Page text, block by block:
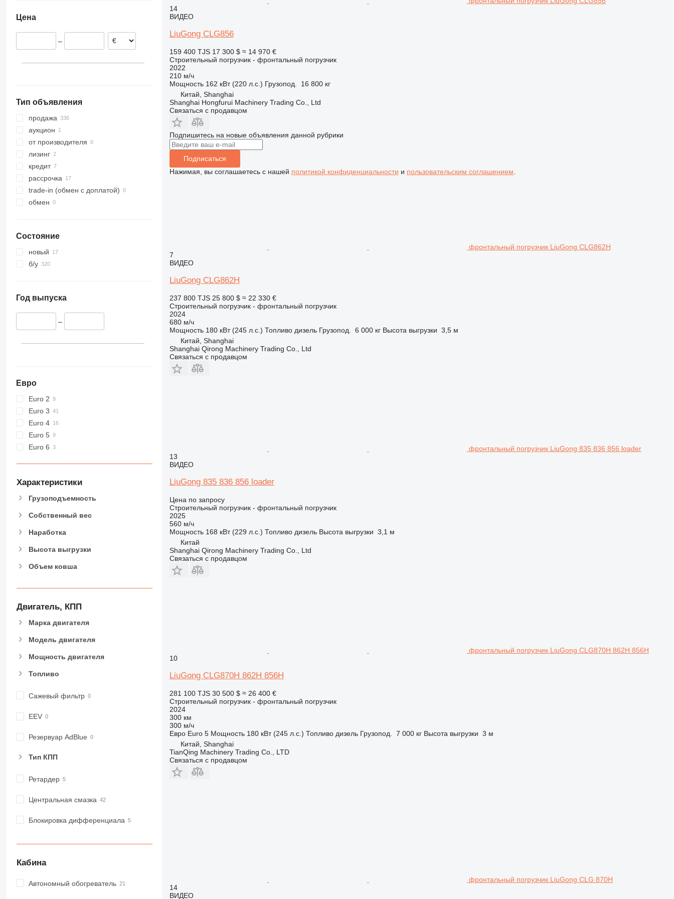
907
924
926
928
930
931
936
938
941
943
955
956
962
972
986
TM
9080
T-series
Норвегия
Эстония
Цена
–
Тип объявления
продажа
аукцион
от производителя
лизинг
кредит
рассрочка
trade-in (обмен с доплатой)
обмен
Состояние
новый
б/у
Год выпуска
–
Евро
Euro 2
Euro 3
Euro 4
Euro 5
Euro 6
Характеристики
Грузоподъемность
Собственный вес
Наработка
Высота выгрузки
Объем ковша
Двигатель, КПП
Марка двигателя
Модель двигателя
Мощность двигателя
Топливо
Сажевый фильтр
EEV
Резервуар AdBlue
Тип КПП
Ретардер
Центральная смазка
Блокировка дифференциала
Кабина
Автономный обогреватель
14
ВИДЕО
LiuGong CLG856
159 400 TJS 17 300 $ ≈ 14 970 €
Строительный погрузчик - фронтальный погрузчик
2022
210 м/ч
Мощность 162 кВт (220 л.с.) Грузопод.
16 800 кг
Китай, Shanghai
Shanghai Hongfurui Machinery Trading Co., Ltd
Связаться с продавцом
Подпишитесь на новые объявления данной рубрики
Подписаться
Нажимая, вы соглашаетесь с нашей политикой конфиденциальности и пользовательским соглашением
фронтальный погрузчик LiuGong CLG862H
7
ВИДЕО
LiuGong CLG862H
237 800 TJS 25 800 $ ≈ 22 330 €
Строительный погрузчик - фронтальный погрузчик
2024
680 м/ч
Мощность 180 кВт (245 л.с.) Топливо дизель Грузопод. 6 000 кг Высота выгрузки 3,5 м
Китай, Shanghai
Shanghai Qirong Machinery Trading Co., Ltd
Связаться с продавцом
фронтальный погрузчик LiuGong 835 836 856 loader
13
ВИДЕО
LiuGong 835 836 856 loader
Цена по запросу
Строительный погрузчик - фронтальный погрузчик
2025
560 м/ч
Мощность 168 кВт (229 л.с.) Топливо дизель Высота выгрузки 3,1 м
Китай
Shanghai Qirong Machinery Trading Co., Ltd
Связаться с продавцом
фронтальный погрузчик LiuGong CLG870H 862H 856H
10
LiuGong CLG870H 862H 856H
281 100 TJS 30 500 $ ≈ 26 400 €
Строительный погрузчик - фронтальный погрузчик
2024
300 км
300 м/ч
Евро Euro 5 Мощность 180 кВт (245 л.с.) Топливо дизель Грузопод. 7 000 кг Высота выгрузки 3 м
Китай, Shanghai
TianQing Machinery Trading Co., LTD
Связаться с продавцом
фронтальный погрузчик LiuGong CLG 870H
14
ВИДЕО